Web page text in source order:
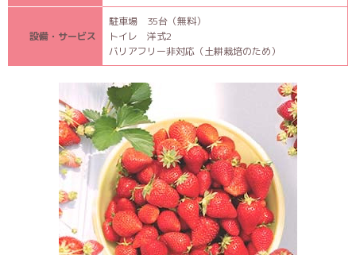
設備・サービス
駐車場 35台（無料）
トイレ 洋式2
バリアフリー非対応（土耕栽培のため）